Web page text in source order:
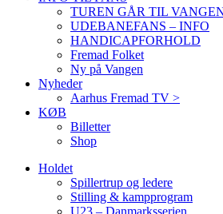
TUREN GÅR TIL
UDEBANEFANS – INFO
HANDICAPFORHOLD
Fremad Folket
Ny på Vangen
Nyheder
Aarhus Fremad TV >
KØB
Billetter
Shop
Holdet
Spillertrup og ledere
Stilling & kampprogram
U23 – Danmarksserien